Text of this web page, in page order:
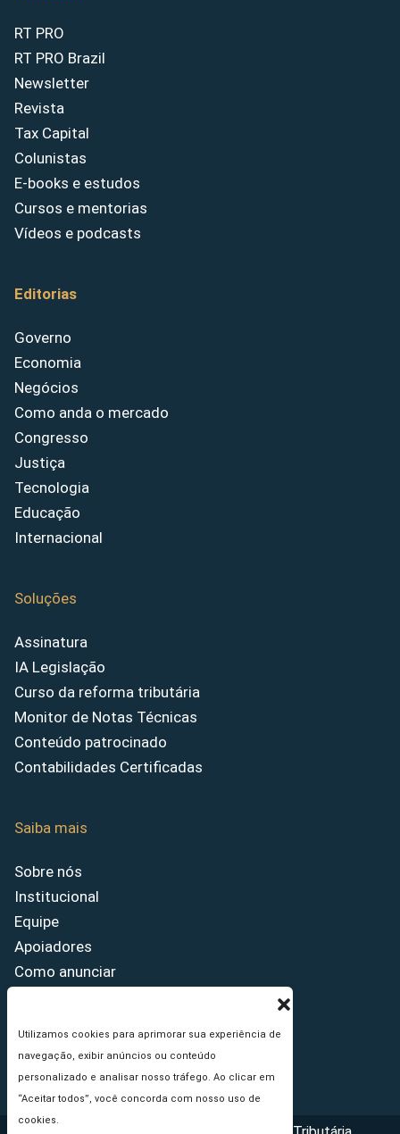
Utilizamos cookies para aprimorar sua experiência de
navegação, exibir anúncios ou conteúdo
personalizado e analisar nosso tráfego. Ao clicar em
“Aceitar todos”, você concorda com nosso uso de
cookies.
RT PRO
RT PRO Brazil
Newsletter
Revista
Tax Capital
Colunistas
E-books e estudos
Cursos e mentorias
Vídeos e podcasts
Editorias
Governo
Economia
Negócios
Como anda o mercado
Congresso
Justiça
Tecnologia
Educação
Internacional
Soluções
Assinatura
IA Legislação
Curso da reforma tributária
Monitor de Notas Técnicas
Conteúdo patrocinado
Contabilidades Certificadas
Saiba mais
Sobre nós
Institucional
Equipe
Apoiadores
Como anunciar
Princípios Editoriais